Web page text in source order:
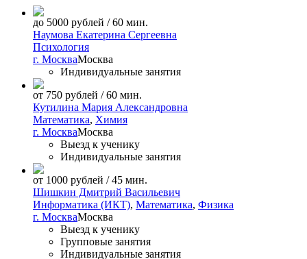
до 5000 рублей / 60 мин.
Наумова Екатерина Сергеевна
Психология
г. МоскваМосква
Индивидуальные занятия
от 750 рублей / 60 мин.
Кутилина Мария Александровна
Математика, Химия
г. МоскваМосква
Выезд к ученику
Индивидуальные занятия
от 1000 рублей / 45 мин.
Шишкин Дмитрий Васильевич
Информатика (ИКТ), Математика, Физика
г. МоскваМосква
Выезд к ученику
Групповые занятия
Индивидуальные занятия